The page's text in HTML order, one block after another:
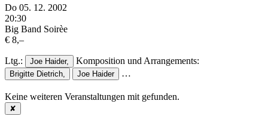
Do 05. 12. 2002
20:30
Big Band Soirèe
€ 8,–
Ltg.: Joe Haider, Komposition und Arrangements:
Brigitte Dietrich, Joe Haider …
Keine weiteren Veranstaltungen mit gefunden.
✘